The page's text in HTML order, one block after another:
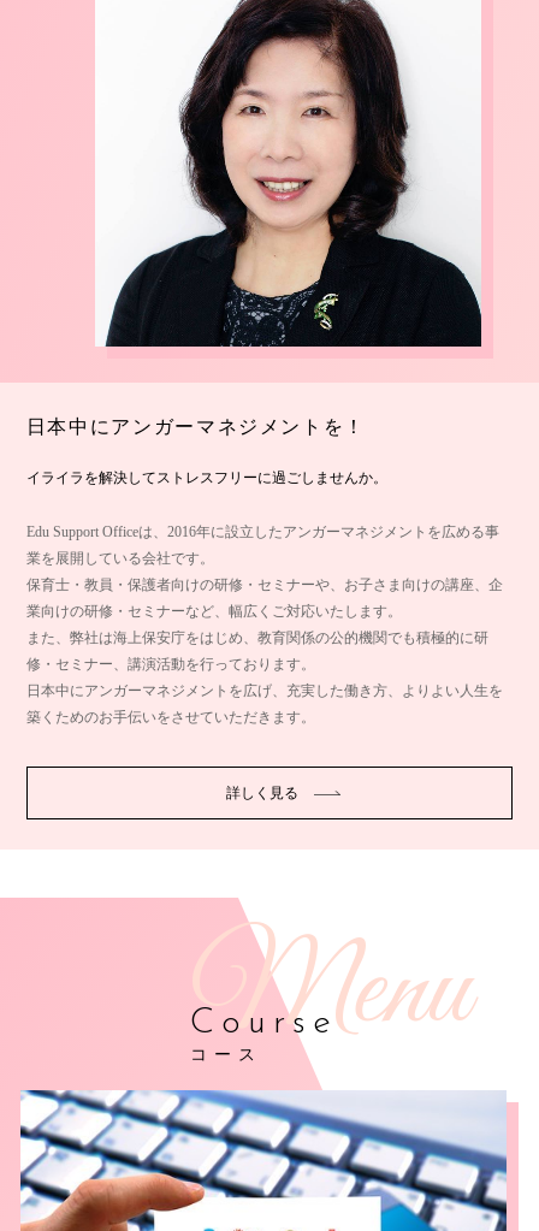
日本中にアンガーマネジメントを！
イライラを解決してストレスフリーに過ごしませんか。
Edu Support Officeは、2016年に設立したアンガーマネジメントを広める事
業を展開している会社です。
保育士・教員・保護者向けの研修・セミナーや、お子さま向けの講座、企
業向けの研修・セミナーなど、幅広くご対応いたします。
また、弊社は海上保安庁をはじめ、教育関係の公的機関でも積極的に研
修・セミナー、講演活動を行っております。
日本中にアンガーマネジメントを広げ、充実した働き方、よりよい人生を
築くためのお手伝いをさせていただきます。
詳しく見る
Course
コース